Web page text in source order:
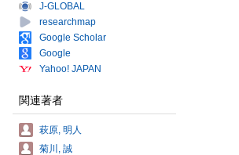
J-GLOBAL
researchmap
Google Scholar
Google
Yahoo! JAPAN
関連著者
萩原, 明人
菊川, 誠